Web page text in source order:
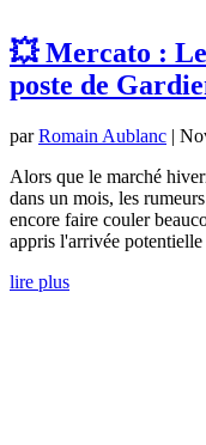
💥 Mercato :
poste de
parRomain Aublanc |
Alors que le marché
dans un mois, les
encore faire couler
appris l'arrivée
lire plus